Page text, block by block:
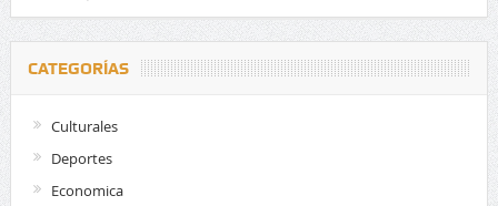
CATEGORÍAS
Culturales
Deportes
Economica